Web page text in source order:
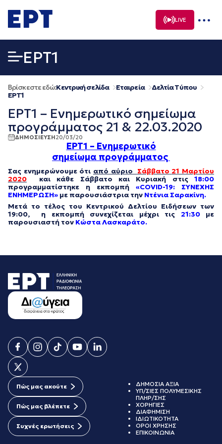
σε
περιεχόμενο
LIVE
EΡΤ1
Βρίσκεστε εδώ:Κεντρική σελίδα Εταιρεία
Δελτία Τύπου
EΡΤ1
ΕΡΤ1 – Ενημερωτικό σημείωμα
προγράμματος 21 & 22.03.2020
ΔΗΜΟΣΙΕΥΣΗ20/03/20
ΕΡΤ1 – Ενημερωτικό
σημείωμα προγράμματος
Σας ενημερώνουμε ότι από αύριο Σάββατο 21 Μαρτίου
2020
και κάθε Σάββατο και Κυριακή στις 18:00
προγραμματίστηκε η εκπομπή
«COVID-19: ΣΥΝΕΧΗΣ
ΕΝΗΜΕΡΩΣΗ» με παρουσιάστρια την Ντένια Σαρακίνη.
Μετά το τέλος του Κεντρικού Δελτίου Ειδήσεων των
19:00, η εκπομπή συνεχίζεται μέχρι τις 21:30με
παρουσιαστή τον Κώστα Λασκαράτο.
Πώς μας ακούτε
Πώς μας βλέπετε
Συχνές ερωτήσεις
ΔΗΜΟΣΙΑ ΑΞΙΑ
ΥΠ/ΣΙΕΣ ΠΟΛΥΜΕΣΙΚΗΣ
ΠΛΗΡ/ΣΗΣ
ΧΟΡΗΓΙΕΣ
ΔΙΑΦΗΜΙΣΗ
ΙΔΙΩΤΙΚΟΤΗΤΑ
ΟΡΟΙ ΧΡΗΣΗΣ
ΕΠΙΚΟΙΝΩΝΙΑ